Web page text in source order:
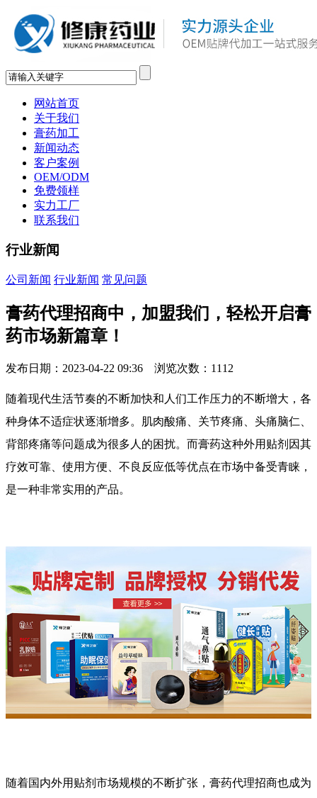
网站首页
关于我们
膏药加工
新闻动态
客户案例
OEM/ODM
免费领样
实力工厂
联系我们
行业新闻
公司新闻 行业新闻 常见问题
膏药代理招商中，加盟我们，轻松开启膏
药市场新篇章！
发布日期：2023-04-22 09:36 浏览次数： 1112
随着现代生活节奏的不断加快和人们工作压力的不断增大，各
种身体不适症状逐渐增多。肌肉酸痛、关节疼痛、头痛脑仁、
背部疼痛等问题成为很多人的困扰。而膏药这种外用贴剂因其
疗效可靠、使用方便、不良反应低等优点在市场中备受青睐，
是一种非常实用的产品。
随着国内外用贴剂市场规模的不断扩张，膏药代理招商也成为